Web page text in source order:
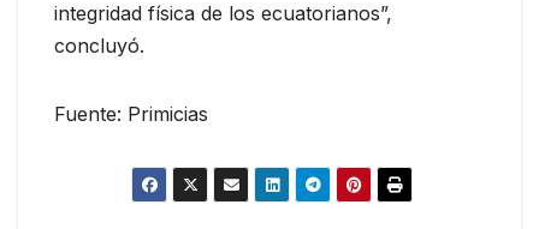
integridad física de los ecuatorianos”,
concluyó.
Fuente: Primicias